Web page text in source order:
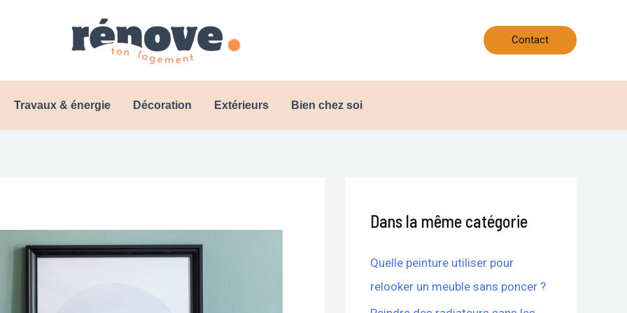
Contact
Travaux & énergie Décoration Extérieurs Bien chez soi
Dans la même catégorie
Quelle peinture utiliser pour
relooker un meuble sans poncer ?